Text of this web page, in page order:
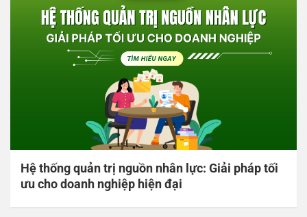
Hệ thống quản trị nguồn nhân lực: Giải pháp tối
ưu cho doanh nghiệp hiện đại